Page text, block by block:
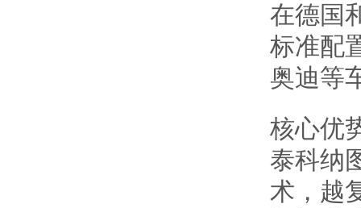
在德国
标准配
奥迪等
核心
泰科纳
术，越